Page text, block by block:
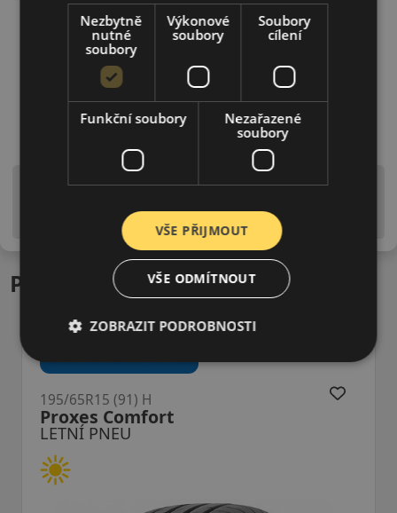
Upozornění! Hodnoty na štítku jsou pouze
is EU štítky ve smyslu dosud platné (předchozí) legislativy.
Podobné produkty
LETNÍ PNEU
Proxes Comfort
195/65R15 (91) H
Nezbytně
nutné
soubory
Výkonové
soubory
Soubory
cílení
Funkční soubory
Nezařazené
soubory
VŠE PŘIJMOUT
VŠE ODMÍTNOUT
ZOBRAZIT PODROBNOSTI